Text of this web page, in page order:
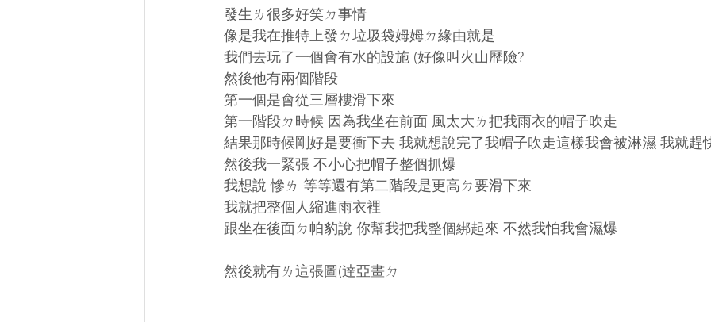
發生ㄌ很多好笑ㄉ事情
像是我在推特上發ㄉ垃圾袋姆姆ㄉ緣由就是
我們去玩了一個會有水的設施 (好像叫火山歷險?
然後他有兩個階段
第一個是會從三層樓滑下來
第一階段ㄉ時候 因為我坐在前面 風太大ㄌ把我雨衣的帽子吹走
結果那時候剛好是要衝下去 我就想說完了我帽子吹走這樣我會被淋濕 我就趕
然後我一緊張 不小心把帽子整個抓爆
我想說 慘ㄌ 等等還有第二階段是更高ㄉ要滑下來
我就把整個人縮進雨衣裡
跟坐在後面ㄉ帕豹說 你幫我把我整個綁起來 不然我怕我會濕爆
然後就有ㄌ這張圖(達亞畫ㄉ